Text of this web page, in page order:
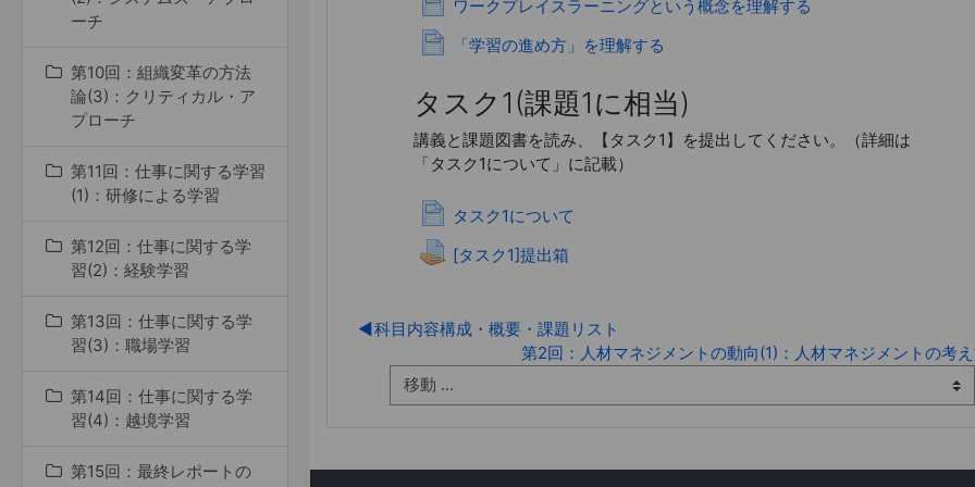
ーチ
第10回：組織変革の方法
論(3)：クリティカル・ア
プローチ
第11回：仕事に関する学習
(1)：研修による学習
第12回：仕事に関する学
習(2)：経験学習
第13回：仕事に関する学
習(3)：職場学習
第14回：仕事に関する学
習(4)：越境学習
第15回：最終レポートの
ワークプレイスラーニングという概念を理解する
「学習の進め方」を理解する
ページ
タスク1(課題1に相当)
講義と課題図書を読み、【タスク1】を提出してください。（詳細は
「タスク1について」に記載）
タスク1について
ページ
[タスク1]提出箱
課題
◀︎科目内容構成・概要・課題リスト
第2回：人材マネジメントの動向(1)：人材マネジメントの考